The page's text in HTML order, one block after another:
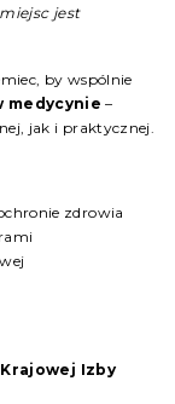
jest
by wspólnie
–
jak i praktycznej.
zdrowia
Izby